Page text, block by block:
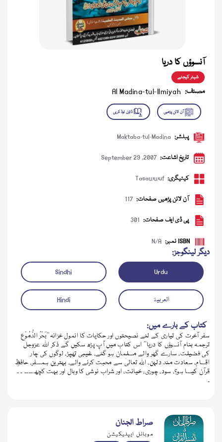
آنسوؤں کا دریا
شیئر کیجئے
مصنف: Al Madina-tul-Ilmiyah
ڈاؤن لوڈ کریں
پبلشر: Maktaba-tul-Madina
تاریخ اشاعت: September 29 ,2007
کیٹیگری: Tasawwuf
آن لائن پڑھیں صفحات: 117
پی ڈی ایف صفحات: 301
ISBN نمبر: N/A
دیگر لینگوجز:
Urdu
Sindhi
العربية Hindi
کتاب کے بارے میں:
سفر آخرت کی تیاری کے لئے نصیحتوں اور حکایات کا انمول خزانہ’’بَحْرُ الدُّمُوْع
ترجمہ بنام آنسوؤں کا دریا‘‘ اس کتاب میں آپ پڑھ سکیں گے ذکر اللہ عزوجل
کی فضیلت، سارے گھر والے مسلمان ہو گئے، غیبی تھپڑ، لوگوں کی چار
اقسام، سعادت مند دلہن، اللہ تعالیٰ سے محبت کرنے والے، بہترین ہمسفر، حافظِ
قرآن کیسا ہو؟، سود، چوری، خیانت، اور شراب نوشی کا وبال اور بہت کچھ۔۔۔۔ ۔ ۔
۔
صراط الجنان
موبائل ایپلیکیشن